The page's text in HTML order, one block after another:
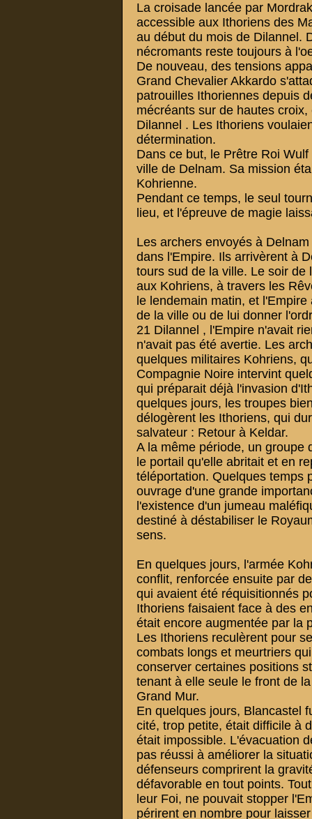
La croisade lancée par
accessible aux Ithoriens des
au début du mois de Dilannel.
nécromants reste toujours à
De nouveau, des tensions
Grand Chevalier Akkardo
patrouilles Ithoriennes depuis
mécréants sur de hautes
Dilannel . Les Ithoriens
détermination.
Dans ce but, le Prêtre Roi
ville de Delnam. Sa mission
Kohrienne.
Pendant ce temps, le seul
lieu, et l'épreuve de magie
Les archers envoyés à
dans l'Empire. Ils arrivèrent à
tours sud de la ville. Le soir de
aux Kohriens, à travers les
le lendemain matin, et
de la ville ou de lui donner
21 Dilannel , l'Empire n'avait
n'avait pas été avertie. Les
quelques militaires Kohriens,
Compagnie Noire intervint
qui préparait déjà l'invasion
quelques jours, les troupes
délogèrent les Ithoriens, qui
salvateur : Retour à Keldar.
A la même période, un groupe
le portail qu'elle abritait et en
téléportation. Quelques temps
ouvrage d'une grande
l'existence d'un jumeau
destiné à déstabiliser le
sens.
En quelques jours, l'armée
conflit, renforcée ensuite par
qui avaient été réquisitionnés
Ithoriens faisaient face à des
était encore augmentée par la
Les Ithoriens reculèrent pour
combats longs et meurtriers
conserver certaines positions
tenant à elle seule le front de
Grand Mur.
En quelques jours, Blancastel
cité, trop petite, était difficile à
était impossible. L'évacuation
pas réussi à améliorer la
défenseurs comprirent la
défavorable en tout points.
leur Foi, ne pouvait stopper
périrent en nombre pour